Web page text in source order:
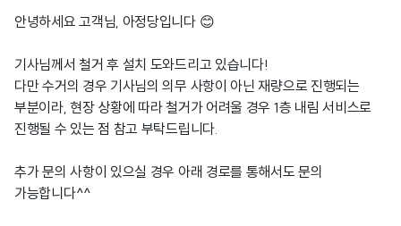
안녕하세요 고객님, 아정당입니다 😊
기사님께서 철거 후 설치 도와드리고 있습니다!
다만 수거의 경우 기사님의 의무 사항이 아닌 재량으로 진행되는
부분이라, 현장 상황에 따라 철거가 어려울 경우 1층 내림 서비스로
진행될 수 있는 점 참고 부탁드립니다.
추가 문의 사항이 있으실 경우 아래 경로를 통해서도 문의
가능합니다^^